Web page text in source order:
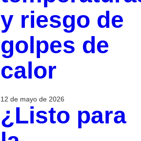
y riesgo de
golpes de
calor
12 de mayo de 2026
¿Listo para